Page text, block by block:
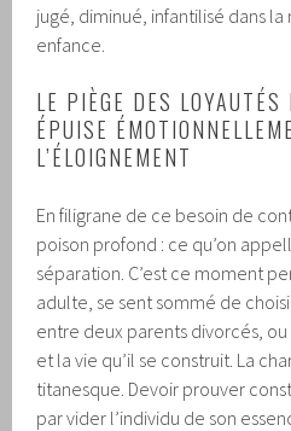
jugé, diminué, infantilisé dans
enfance.
LE PIÈGE DES
ÉPUISE
L’ÉLOIGNEMENT
En filigrane de ce besoin de
poison profond : ce qu’on
séparation. C’est ce moment
adulte, se sent sommé de
entre deux parents divorcés,
et la vie qu’il se construit. La
titanesque. Devoir prouver
par vider l’individu de son